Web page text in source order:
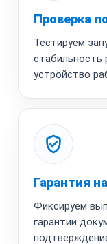
Проверка
Тестируем
устройство
Гарантия
Фиксируем
гарантии